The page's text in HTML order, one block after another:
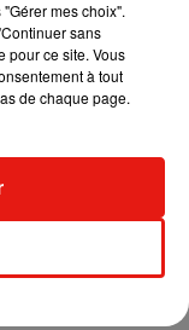
remix de « Love
mes choix".
sans
pour ce site. Vous
à tout
de chaque page.